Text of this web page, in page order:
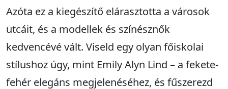
Azóta ez a kiegészítő elárasztotta a városok
utcáit, és a modellek és színésznők
kedvencévé vált. Viseld egy olyan főiskolai
stílushoz úgy, mint Emily Alyn Lind – a fekete-
fehér elegáns megjelenéséhez, és fűszerezd